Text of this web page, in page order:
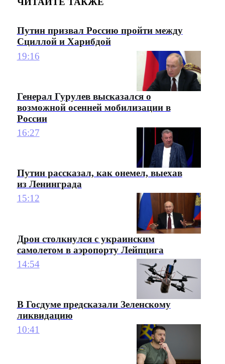
Путин призвал Россию пройти между
Сциллой и Харибдой
19:16
Генерал Гурулев высказался о
возможной осенней мобилизации в
России
16:27
Путин рассказал, как онемел, выехав
из Ленинграда
15:12
Дрон столкнулся с украинским
самолетом в аэропорту Лейпцига
14:54
В Госдуме предсказали Зеленскому
ликвидацию
10:41